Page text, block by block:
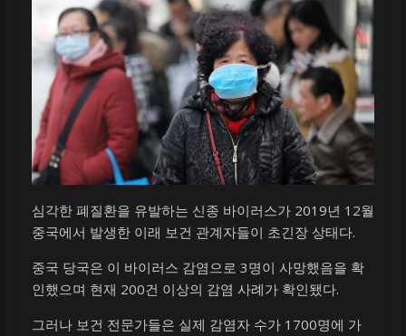
심각한 폐질환을 유발하는 신종 바이러스가 2019년 12월
중국에서 발생한 이래 보건 관계자들이 초긴장 상태다.
중국 당국은 이 바이러스 감염으로 3명이 사망했음을 확
인했으며 현재 200건 이상의 감염 사례가 확인됐다.
그러나 보건 전문가들은 실제 감염자 수가 1700명에 가